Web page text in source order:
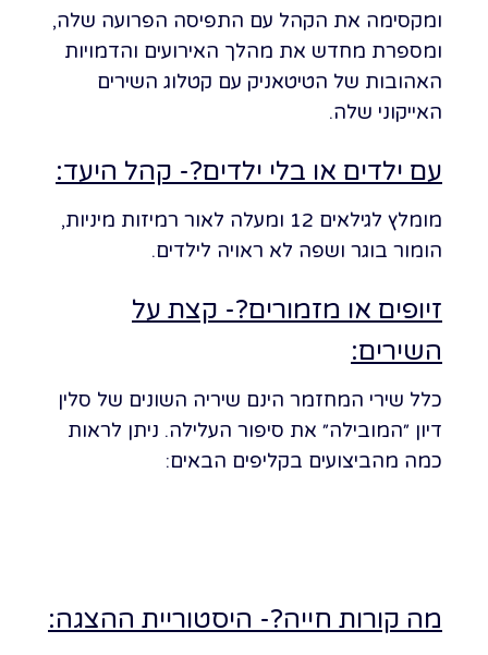
ומקסימה את הקהל עם התפיסה הפרועה שלה,
ומספרת מחדש את מהלך האירועים והדמויות
האהובות של הטיטאניק עם קטלוג השירים
האייקוני שלה.
עם ילדים או בלי ילדים?- קהל היעד:
מומלץ לגילאים 12 ומעלה לאור רמיזות מיניות,
הומור בוגר ושפה לא ראויה לילדים.
זיופים או מזמורים?- קצת על
השירים:
כלל שירי המחזמר הינם שיריה השונים של סלין
דיון ״המובילה״ את סיפור העלילה. ניתן לראות
כמה מהביצועים בקליפים הבאים:
מה קורות חייה?- היסטוריית ההצגה: